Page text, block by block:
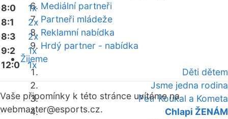
Mediální partneři
Partneři mládeže
Reklamní nabídka
Hrdý partner - nabídka
Žijeme
Děti dětem
Jsme jedna rodina
Petr Koukal a Kometa
Chlapi ŽENÁM
8:0
1x
8:1
2x
8:3
2x
9:2
1x
12:0
1x
Vaše připomínky k této stránce uvítáme na
webmaster@esports.cz.